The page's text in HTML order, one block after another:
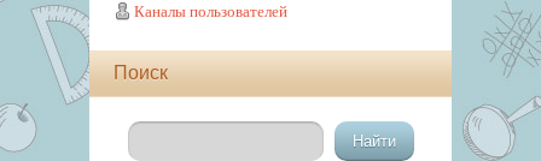
Каналы пользователей
Поиск